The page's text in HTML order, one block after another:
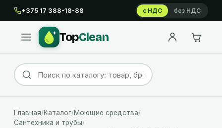
+375 17 388-18-88 с НДС без НДС
TopClean
Главная/Каталог/Моющие средства/
Сантехника и трубы/